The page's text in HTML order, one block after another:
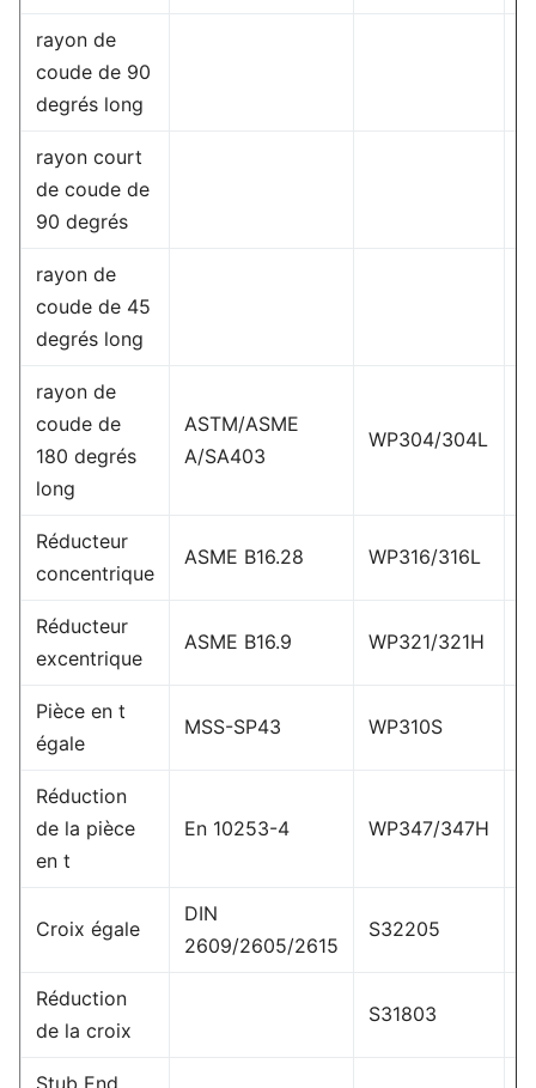
rayon de
coude de 90
degrés long
rayon court
de coude de
90 degrés
rayon de
coude de 45
degrés long
rayon de
coude de
180 degrés
long
ASTM/ASME
A/SA403
WP304/304L
Réducteur
concentrique
ASME B16.28 WP316/316L
Réducteur
excentrique
ASME B16.9 WP321/321H
Pièce en t
égale
MSS-SP43 WP310S
Réduction
de la pièce
en t
En 10253-4 WP347/347H
Croix égale
DIN
2609/2605/2615
S32205
Réduction
de la croix
S31803
Stub End